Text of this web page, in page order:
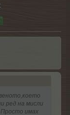
ред на мисли
Просто имах